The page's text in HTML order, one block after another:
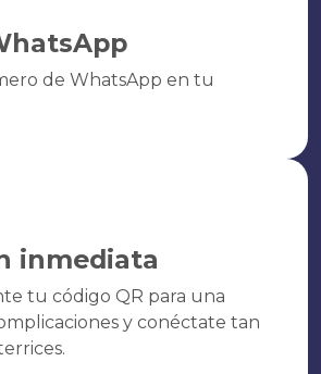
de WhatsApp en tu
inmediata
tu código QR para una
y conéctate tan